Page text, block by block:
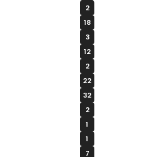
2
18
3
12
2
22
32
2
1
1
7